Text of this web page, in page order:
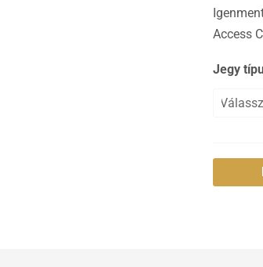
Access
Jegy